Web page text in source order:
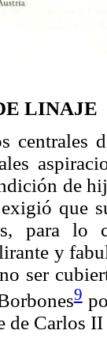
LINAJE
centrales
de
que
para lo
y
ser
9
de Carlos